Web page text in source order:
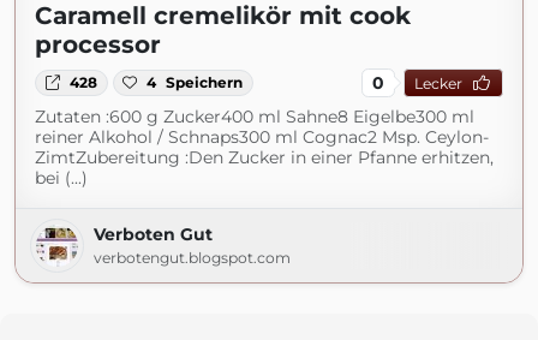
Caramell cremelikör mit cook
processor
428 4 Speichern 0 Lecker
Zutaten :600 g Zucker400 ml Sahne8 Eigelbe300 ml
reiner Alkohol / Schnaps300 ml Cognac2 Msp. Ceylon-
ZimtZubereitung :Den Zucker in einer Pfanne erhitzen,
bei (...)
Verboten Gut
verbotengut.blogspot.com